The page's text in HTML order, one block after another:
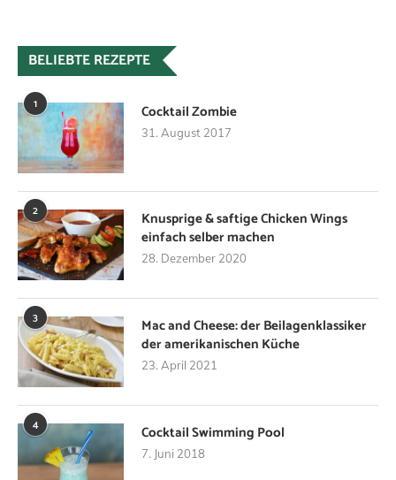
BELIEBTE REZEPTE
1 Cocktail Zombie
31. August 2017
2
Knusprige & saftige Chicken Wings
einfach selber machen
28. Dezember 2020
3
Mac and Cheese: der Beilagenklassiker
der amerikanischen Küche
23. April 2021
4 Cocktail Swimming Pool
7. Juni 2018